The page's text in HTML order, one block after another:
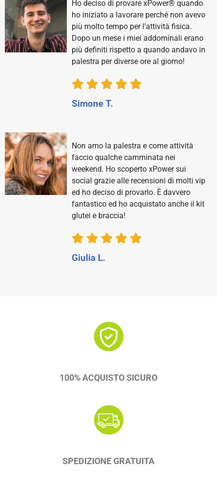
Ho deciso di provare xPower® quando
ho iniziato a lavorare perché non avevo
più molto tempo per l’attività fisica.
Dopo un mese i miei addominali erano
più definiti rispetto a quando andavo in
palestra per diverse ore al giorno!
Simone T.
Non amo la palestra e come attività
faccio qualche camminata nei
weekend. Ho scoperto xPower sui
social grazie alle recensioni di molti vip
ed ho deciso di provarlo. È davvero
fantastico ed ho acquistato anche il kit
glutei e braccia!
Giulia L.
100% ACQUISTO SICURO
SPEDIZIONE GRATUITA